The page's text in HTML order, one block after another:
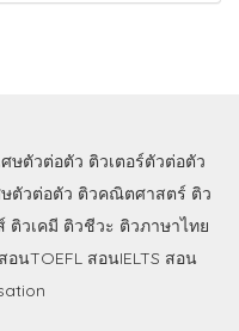
ษตัวต่อตัว ติวเตอร์ตัวต่อตัว
ษตัวต่อตัว ติวคณิตศาสตร์ ติว
ติวเคมี ติวชีวะ ติวภาษาไทย
สอนTOEFL สอนIELTS สอน